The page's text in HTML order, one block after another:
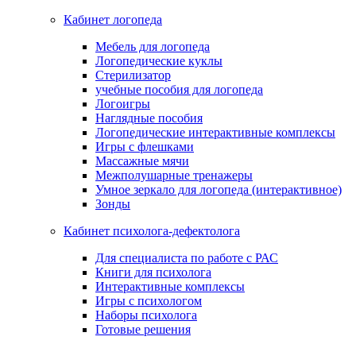
Кабинет логопеда
Мебель для логопеда
Логопедические куклы
Стерилизатор
учебные пособия для логопеда
Логоигры
Наглядные пособия
Логопедические интерактивные комплексы
Игры с флешками
Массажные мячи
Межполушарные тренажеры
Умное зеркало для логопеда (интерактивное)
Зонды
Кабинет психолога-дефектолога
Для специалиста по работе с РАС
Книги для психолога
Интерактивные комплексы
Игры с психологом
Наборы психолога
Готовые решения